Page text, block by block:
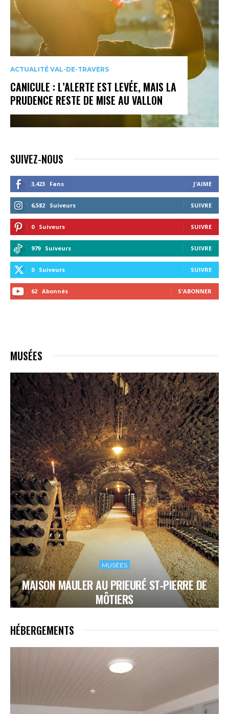
ACTUALITÉ VAL-DE-TRAVERS
CANICULE : L’ALERTE EST LEVÉE, MAIS LA
PRUDENCE RESTE DE MISE AU VALLON
SUIVEZ-NOUS
3,423 Fans J'AIME
6,582 Suiveurs SUIVRE
0 Suiveurs SUIVRE
979 Suiveurs SUIVRE
0 Suiveurs SUIVRE
62 Abonnés S'ABONNER
MUSÉES
MUSÉES
MAISON MAULER AU PRIEURÉ ST-PIERRE DE
MÔTIERS
HÉBERGEMENTS